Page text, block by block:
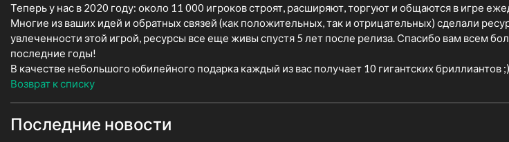
Теперь у нас в 2020 году: около 11 000 игроков строят, расширяют, торгуют и общаются в игре
Многие из ваших идей и обратных связей (как положительных, так и отрицательных) сделали
увлеченности этой игрой, ресурсы все еще живы спустя 5 лет после релиза. Спасибо вам всем
последние годы!
В качестве небольшого юбилейного подарка каждый из вас получает 10 гигантских бриллиантов ;)
Возврат к списку
Последние новости